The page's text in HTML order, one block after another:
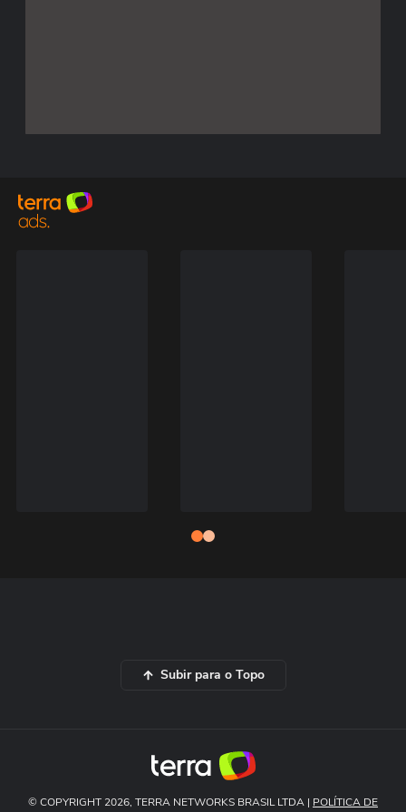
Subir para o Topo
© COPYRIGHT 2026, TERRA NETWORKS BRASIL LTDA | POLÍTICA DE